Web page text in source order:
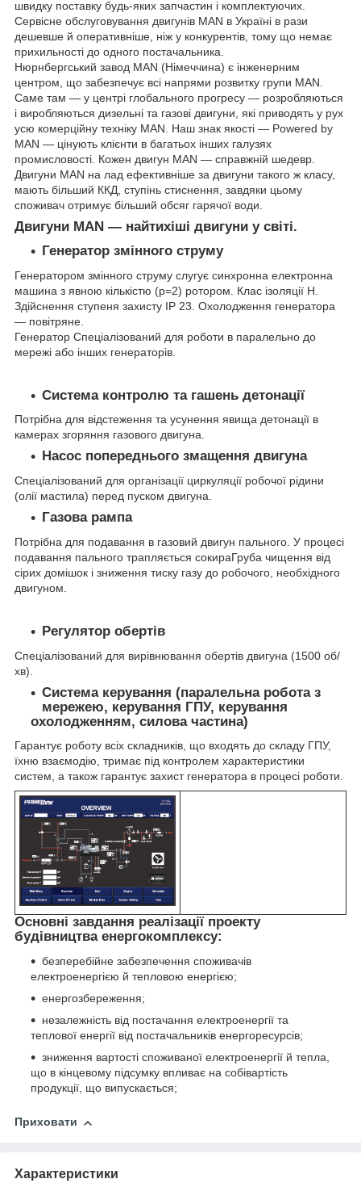
швидку поставку будь-яких запчастин і комплектуючих.
Сервісне обслуговування двигунів MAN в Україні в рази
дешевше й оперативніше, ніж у конкурентів, тому що немає
прихильності до одного постачальника.
Нюрнбергський завод MAN (Німеччина) є інженерним
центром, що забезпечує всі напрями розвитку групи MAN.
Саме там — у центрі глобального прогресу — розробляються
і виробляються дизельні та газові двигуни, які приводять у рух
усю комерційну техніку MAN. Наш знак якості — Powered by
MAN — цінують клієнти в багатьох інших галузях
промисловості. Кожен двигун MAN — справжній шедевр.
Двигуни MAN на лад ефективніше за двигуни такого ж класу,
мають більший ККД, ступінь стиснення, завдяки цьому
споживач отримує більший обсяг гарячої води.
Двигуни MAN — найтихіші двигуни у світі.
Генератор змінного струму
Генератором змінного струму слугує синхронна електронна
машина з явною кількістю (р=2) ротором. Клас ізоляції Н.
Здійснення ступеня захисту IP 23. Охолодження генератора
— повітряне.
Генератор Спеціалізований для роботи в паралельно до
мережі або інших генераторів.
Система контролю та гашень детонації
Потрібна для відстеження та усунення явища детонації в
камерах згоряння газового двигуна.
Насос попереднього змащення двигуна
Спеціалізований для організації циркуляції робочої рідини
(олії мастила) перед пуском двигуна.
Газова рампа
Потрібна для подавання в газовий двигун пального. У процесі
подавання пального трапляється сокираГруба чищення від
сірих домішок і зниження тиску газу до робочого, необхідного
двигуном.
Регулятор обертів
Спеціалізований для вирівнювання обертів двигуна (1500 об/
хв).
Система керування (паралельна робота з
мережею, керування ГПУ, керування
охолодженням, силова частина)
Гарантує роботу всіх складників, що входять до складу ГПУ,
їхню взаємодію, тримає під контролем характеристики
систем, а також гарантує захист генератора в процесі роботи.
Основні завдання реалізації проекту
будівництва енергокомплексу:
безперебійне забезпечення споживачів
електроенергією й тепловою енергією;
енергозбереження;
незалежність від постачання електроенергії та
теплової енергії від постачальників енергоресурсів;
зниження вартості споживаної електроенергії й тепла,
що в кінцевому підсумку впливає на собівартість
продукції, що випускається;
Приховати
Характеристики